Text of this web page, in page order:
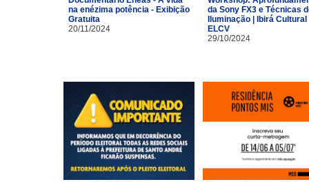
na enézima potência - Exibição
Gratuita
20/11/2024
da Sony FX3 e Técnicas
Iluminação | Ibirá Cultural
ELCV
29/10/2024